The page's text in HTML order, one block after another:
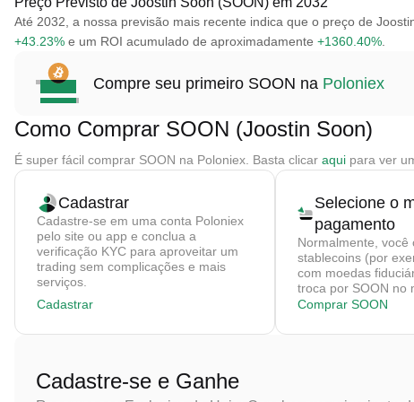
Até 2032, a nossa previsão mais recente indica que o preço de
+43.23% e um ROI acumulado de aproximadamente +1360.40%
Compre seu primeiro SOON na Poloniex
Como Comprar SOON (Joostin Soon)
É super fácil comprar SOON na Poloniex. Basta clicar aqui para ver
Cadastrar
Cadastre-se em uma conta Poloniex
pelo site ou app e conclua a
verificação KYC para aproveitar um
trading sem complicações e mais
serviços.
Cadastrar
Selecione o
pagamento
Normalmente, você
stablecoins (por
com moedas
troca por SOON no
Comprar SOON
Cadastre-se e Ganhe